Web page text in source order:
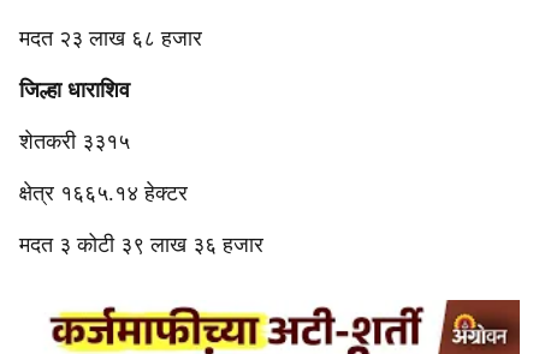
मदत २३ लाख ६८ हजार
जिल्हा धाराशिव
शेतकरी ३३१५
क्षेत्र १६६५.१४ हेक्टर
मदत ३ कोटी ३९ लाख ३६ हजार